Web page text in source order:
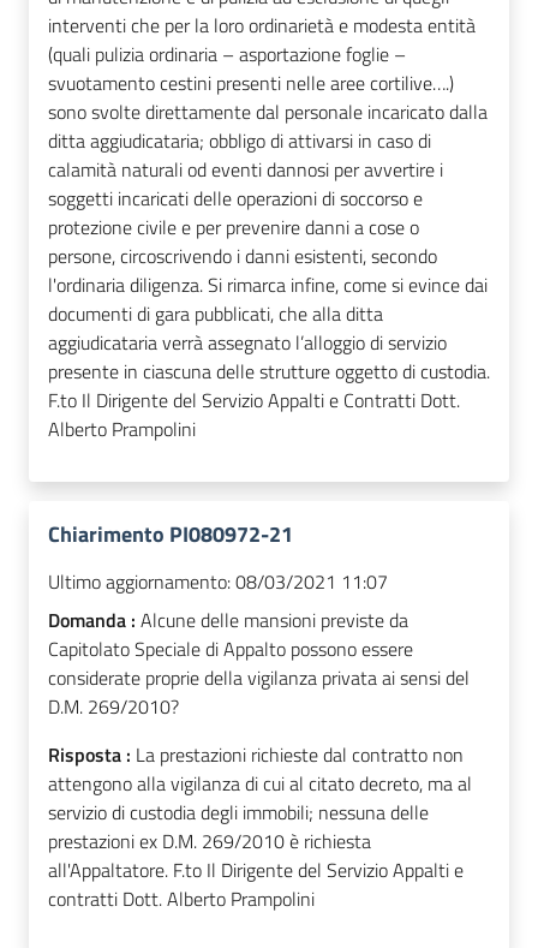
interventi che per la loro ordinarietà e modesta entità
(quali pulizia ordinaria – asportazione foglie –
svuotamento cestini presenti nelle aree cortilive….)
sono svolte direttamente dal personale incaricato dalla
ditta aggiudicataria; obbligo di attivarsi in caso di
calamità naturali od eventi dannosi per avvertire i
soggetti incaricati delle operazioni di soccorso e
protezione civile e per prevenire danni a cose o
persone, circoscrivendo i danni esistenti, secondo
l'ordinaria diligenza. Si rimarca infine, come si evince dai
documenti di gara pubblicati, che alla ditta
aggiudicataria verrà assegnato l’alloggio di servizio
presente in ciascuna delle strutture oggetto di custodia.
F.to Il Dirigente del Servizio Appalti e Contratti Dott.
Alberto Prampolini
Chiarimento PI080972-21
Ultimo aggiornamento:08/03/2021 11:07
Domanda : Alcune delle mansioni previste da
Capitolato Speciale di Appalto possono essere
considerate proprie della vigilanza privata ai sensi del
D.M. 269/2010?
Risposta : La prestazioni richieste dal contratto non
attengono alla vigilanza di cui al citato decreto, ma al
servizio di custodia degli immobili; nessuna delle
prestazioni ex D.M. 269/2010 è richiesta
all'Appaltatore. F.to Il Dirigente del Servizio Appalti e
contratti Dott. Alberto Prampolini